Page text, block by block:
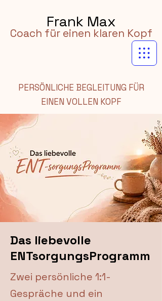
Frank Max
Coach für einen klaren Kopf
PERSÖNLICHE BEGLEITUNG FÜR
EINEN VOLLEN KOPF
Das liebevolle
ENTsorgungsProgramm
Zwei persönliche 1:1-
Gespräche und ein